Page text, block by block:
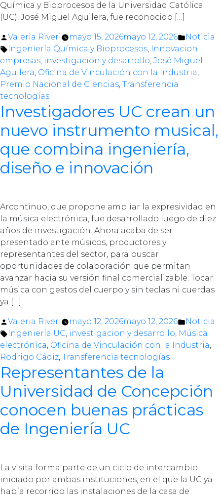
Química y Bioprocesos de la Universidad Católica
(UC), José Miguel Aguilera, fue reconocido […]
Posted
by
Valeria Riveri mayo 15, 2026mayo 12, 2026
Posted
in
Noticia
Tags:
Ingeniería Química y Bioprocesos, Innovacion
empresas, investigacion y desarrollo, José Miguel
Aguilera, Oficina de Vinculación con la Industria,
Premio Nacional de Ciencias, Transferencia
tecnologías
Investigadores UC crean un
nuevo instrumento musical,
que combina ingeniería,
diseño e innovación
Arcontinuo, que propone ampliar la expresividad en
la música electrónica, fue desarrollado luego de diez
años de investigación. Ahora acaba de ser
presentado ante músicos, productores y
representantes del sector, para buscar
oportunidades de colaboración que permitan
avanzar hacia su versión final comercializable. Tocar
música con gestos del cuerpo y sin teclas ni cuerdas
ya […]
Posted
by
Valeria Riveri mayo 12, 2026mayo 12, 2026
Posted
in
Noticia
Tags:
Ingeniería UC, investigacion y desarrollo, Música
electrónica, Oficina de Vinculación con la Industria,
Rodrigo Cádiz, Transferencia tecnologías
Representantes de la
Universidad de Concepción
conocen buenas prácticas
de Ingeniería UC
La visita forma parte de un ciclo de intercambio
iniciado por ambas instituciones, en el que la UC ya
había recorrido las instalaciones de la casa de